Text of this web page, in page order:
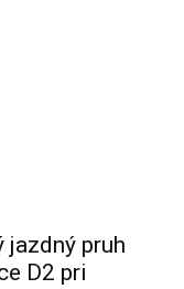
jazdný pruh
D2 pri